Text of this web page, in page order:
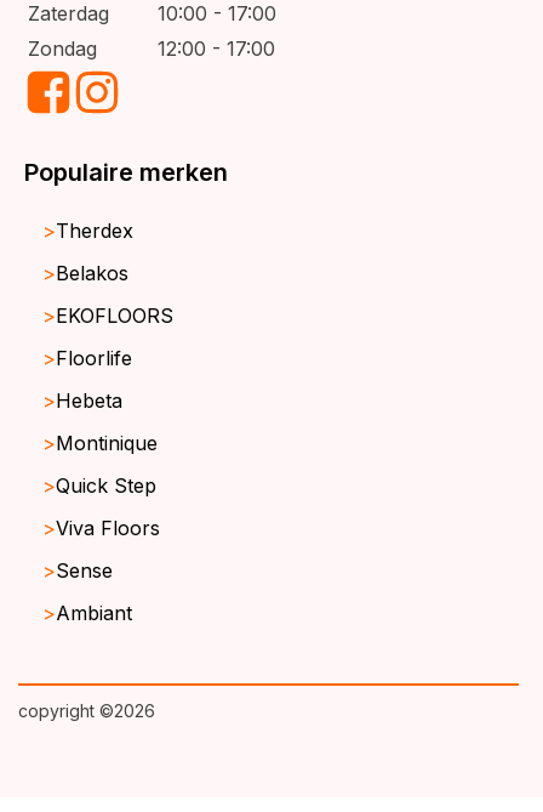
Zaterdag
10:00 - 17:00
Zondag
12:00 - 17:00
Populaire merken
Therdex
Belakos
EKOFLOORS
Floorlife
Hebeta
Montinique
Quick Step
Viva Floors
Sense
Ambiant
copyright ©2026